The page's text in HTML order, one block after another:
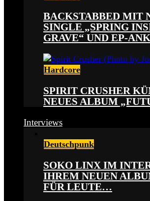
BACKSTABBED MIT
SINGLE „SPRING
GRAVE“ UND EP-
Hardcore
SPIRIT CRUSHER
NEUES ALBUM
Interviews
Deutschpunk
SOKO LINX IM
IHREM NEUEN
FÜR LEUTE…